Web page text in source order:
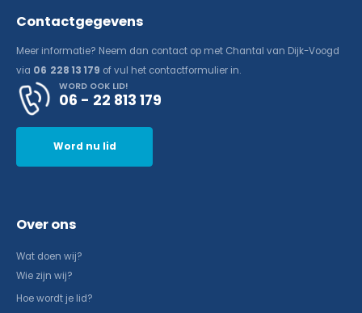
Contactgegevens
Meer informatie? Neem dan contact op met Chantal van Dijk-Voogd
via 06 228 13 179 of vul het contactformulier in.
WORD OOK LID!
06 - 22 813 179
Word nu lid
Over ons
Wat doen wij?
Wie zijn wij?
Hoe wordt je lid?